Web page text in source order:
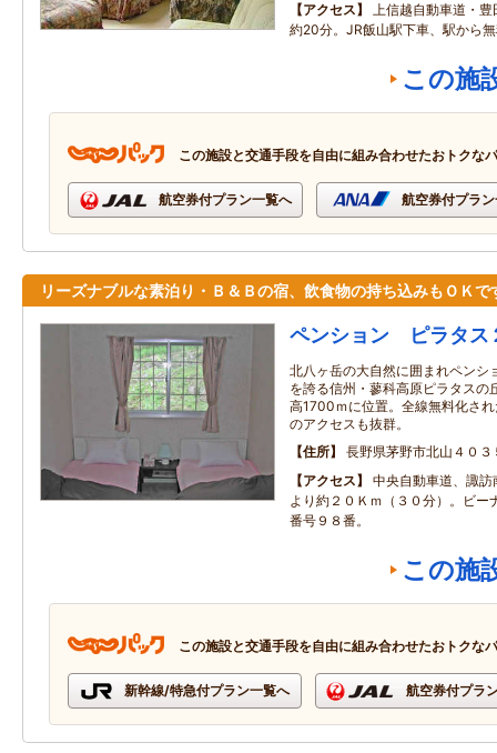
アクセス
上信越自動車道・
約20分。JR飯山駅下車、駅から
この施
この施設と交通手段を自由に組み合わせたおトクな
航空券付プラン一覧へ 航空券付プラ
リーズナブルな素泊り・Ｂ＆Ｂの宿、飲食物の持ち込みもＯＫで
ペンション ピラタス
北八ヶ岳の大自然に囲まれペンシ
を誇る信州・蓼科高原ピラタスの
高1700ｍに位置。全線無料化さ
のアクセスも抜群。
住所
長野県茅野市北山４０３
アクセス
中央自動車道、諏
より約２０Ｋｍ（３０分）。ビー
番号９８番。
この施
この施設と交通手段を自由に組み合わせたおトクな
新幹線/特急付プラン一覧へ 航空券付プラ